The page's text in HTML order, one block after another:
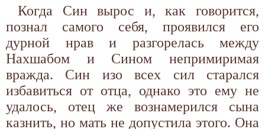
Когда Син вырос и, как говорится,
познал самого себя, проявился его
дурной нрав и разгорелась между
Нахшабом и Сином непримиримая
вражда. Син изо всех сил старался
избавиться от отца, однако это ему не
удалось, отец же вознамерился сына
казнить, но мать не допустила этого. Она